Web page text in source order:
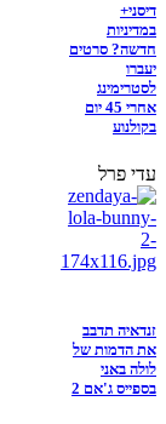
דיסני+
במדיניות
חדשה? סרטים
יעברו
לסטרימינג
אחרי 45 יום
בקולנוע
עדי פרל
זנדאיה תדבב
את הדמות של
לולה באני
בספייס ג'אם 2